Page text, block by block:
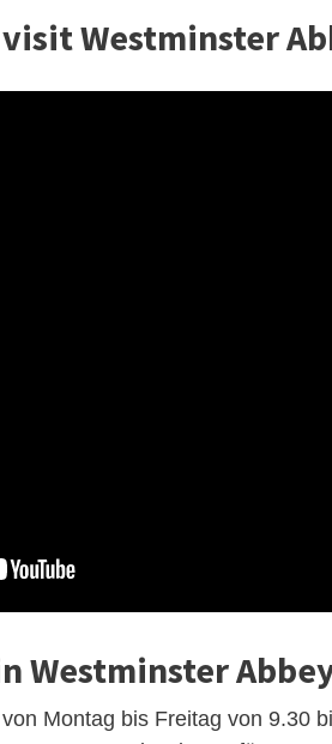
Westminster
Westminster
Montag bis Freitag von 9.30